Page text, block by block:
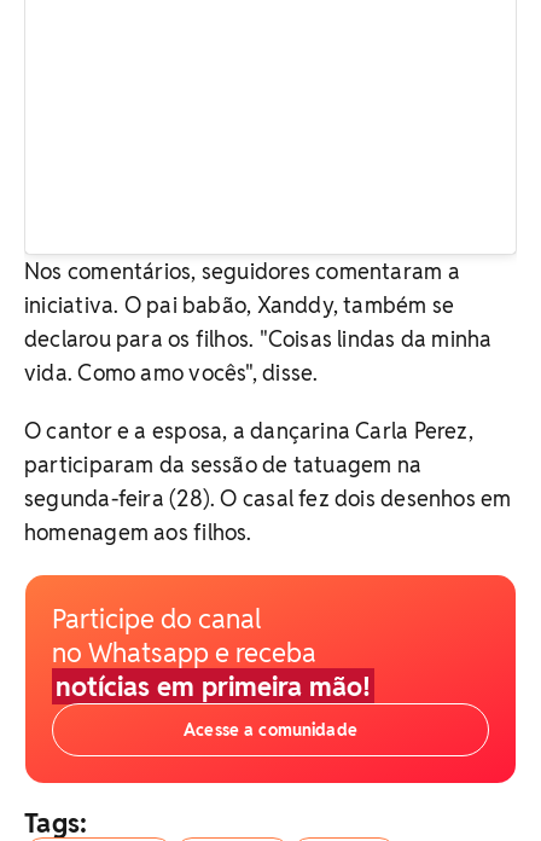
Nos comentários, seguidores comentaram a
iniciativa. O pai babão, Xanddy, também se
declarou para os filhos. "Coisas lindas da minha
vida. Como amo vocês", disse.
O cantor e a esposa, a dançarina Carla Perez,
participaram da sessão de tatuagem na
segunda-feira (28). O casal fez dois desenhos em
homenagem aos filhos.
Participe do canal
no Whatsapp e receba
notícias em primeira mão!
Acesse a comunidade
Tags: